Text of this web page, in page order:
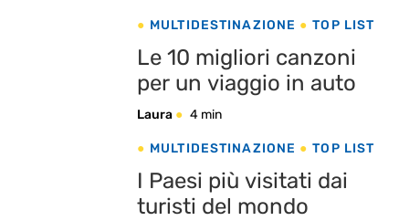
MULTIDESTINAZIONE TOP LIST
Le 10 migliori canzoni
per un viaggio in auto
Laura 4 min
MULTIDESTINAZIONE TOP LIST
I Paesi più visitati dai
turisti del mondo